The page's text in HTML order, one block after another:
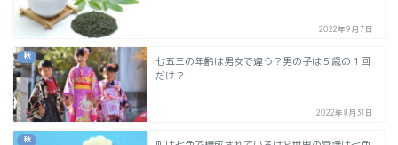
2022年9月7日
秋
七五三の年齢は男女で違う？男の子は５歳の１回
だけ？
2022年8月31日
秋